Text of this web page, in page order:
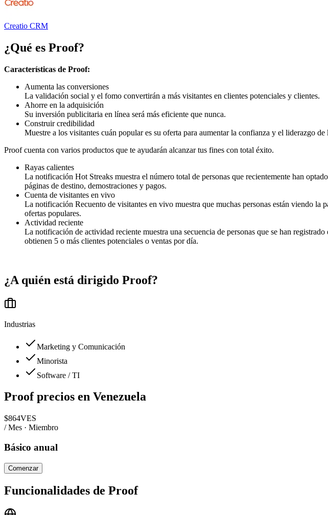
Creatio CRM
¿Qué es Proof?
Características de Proof:
Aumenta las conversiones
La validación social y el fomo convertirán a más visitantes en clientes potenciales y clientes.
Ahorre en la adquisición
Su inversión publicitaria en línea será más eficiente que nunca.
Construir credibilidad
Muestre a los visitantes cuán popular es su oferta para aumentar la confianza y el liderazgo de
Proof cuenta con varios productos que te ayudarán alcanzar tus fines con total éxito.
Rayas calientes
La notificación Hot Streaks muestra el número total de personas que recientemente han
páginas de destino, demostraciones y pagos.
Cuenta de visitantes en vivo
La notificación Recuento de visitantes en vivo muestra que muchas personas están viendo
ofertas populares.
Actividad reciente
La notificación de actividad reciente muestra una secuencia de personas que se han
obtienen 5 o más clientes potenciales o ventas por día.
¿A quién está dirigido Proof?
Industrias
Marketing y Comunicación
Minorista
Software / TI
Proof precios en Venezuela
$864VES
/ Mes · Miembro
Básico anual
Comenzar
Funcionalidades de Proof